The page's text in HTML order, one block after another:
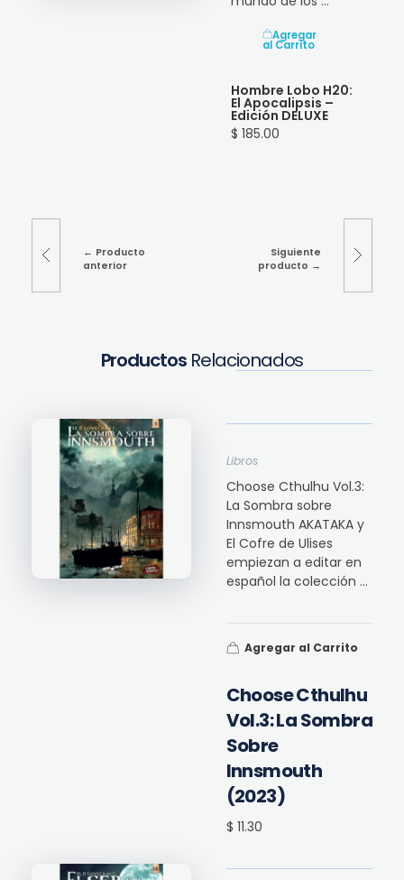
Hombre Lobo H20:
El Apocalipsis –
Edición DELUXE
$ 185.00
Agregar
al Carrito
Producto
anterior
Siguiente
producto
Productos Relacionados
Choose Cthulhu
Vol.3: La Sombra
Sobre
Innsmouth
(2023)
$ 11.30
Libros
Choose Cthulhu Vol.3:
La Sombra sobre
Innsmouth AKATAKA y
El Cofre de Ulises
empiezan a editar en
español la colección ...
Agregar al Carrito